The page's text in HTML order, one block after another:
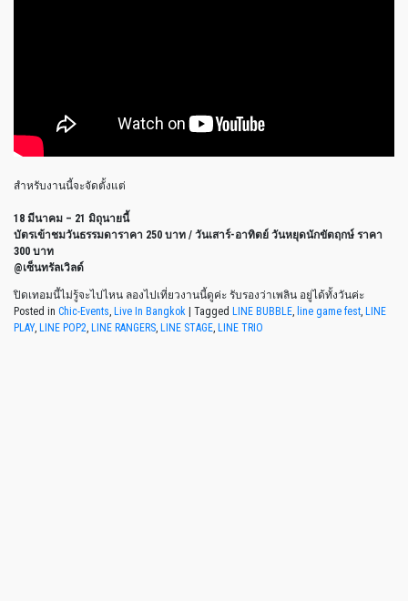
สำหรับงานนี้จะจัดตั้งแต่
18 มีนาคม – 21 มิถุนายนี้
บัตรเข้าชมวันธรรมดาราคา 250 บาท / วันเสาร์-อาทิตย์ วันหยุดนักขัตฤกษ์ ราคา
300 บาท
@เซ็นทรัลเวิลด์
ปิดเทอมนี้ไม่รู้จะไปไหน ลองไปเที่ยวงานนี้ดูค่ะ รับรองว่าเพลิน อยู่ได้ทั้งวันค่ะ
Posted in Chic-Events Live In Bangkok | Tagged LINE BUBBLE line game fest LINE
PLAY, LINE POP2 LINE RANGERS LINE STAGE LINE TRIO